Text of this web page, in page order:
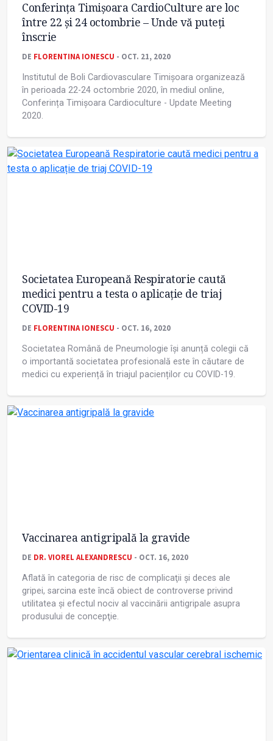
Conferința Timișoara CardioCulture are loc
între 22 și 24 octombrie – Unde vă puteți
înscrie
DE FLORENTINA IONESCU - OCT. 21, 2020
Institutul de Boli Cardiovasculare Timișoara organizează
în perioada 22-24 octombrie 2020, în mediul online,
Conferința Timișoara Cardioculture - Update Meeting
2020.
Societatea Europeană Respiratorie caută
medici pentru a testa o aplicație de triaj
COVID-19
DE FLORENTINA IONESCU - OCT. 16, 2020
Societatea Română de Pneumologie își anunță colegii că
o importantă societatea profesională este în căutare de
medici cu experiență în triajul pacienților cu COVID-19.
Vaccinarea antigripală la gravide
DE DR. VIOREL ALEXANDRESCU - OCT. 16, 2020
Aflată în categoria de risc de complicaţii și deces ale
gripei, sarcina este încă obiect de controverse privind
utilitatea și efectul nociv al vaccinării antigripale asupra
produsului de concepţie.